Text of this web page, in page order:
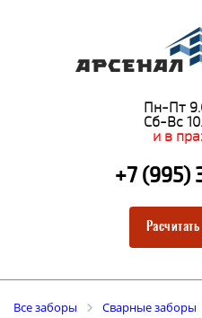
Пн-Пт
Сб-Вс
и в
+7 (995)
Все заборы
Сварные заборы